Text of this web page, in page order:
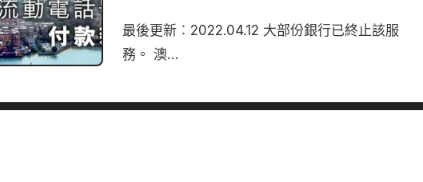
最後更新︰2022.04.12 大部份銀行已終止該服
務。 澳…